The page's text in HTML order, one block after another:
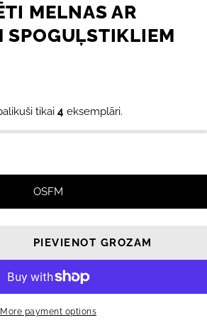
MELNAS AR
SPOGUĻSTIKLIEM
tikai 4 eksemplāri.
OSFM
PIEVIENOT GROZAM
More payment options